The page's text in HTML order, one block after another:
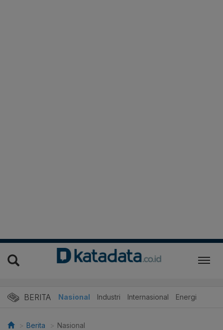
BERITA Nasional Industri Internasional Energi
Berita Nasional